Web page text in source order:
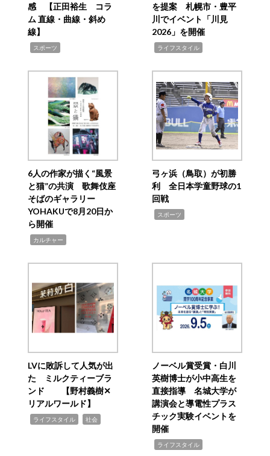
感 【正田裕生 コラ
ム 直線・曲線・斜め
線】
スポーツ
を提案 札幌市・豊平
川でイベント「川見
2026」を開催
ライフスタイル
6人の作家が描く“風景
と猫”の共演 歌舞伎座
そばのギャラリー
YOHAKUで8月20日か
ら開催
カルチャー
弓ヶ浜（鳥取）が初勝
利 全日本学童野球の1
回戦
スポーツ
LVに敗訴して人気が出
た ミルクティーブラ
ンド 【野村義樹✕
リアルワールド】
ライフスタイル 社会
ノーベル賞受賞・白川
英樹博士が小中高生を
直接指導 名城大学が
講演会と導電性プラス
チック実験イベントを
開催
ライフスタイル